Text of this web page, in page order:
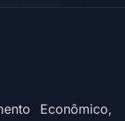
Econômico,